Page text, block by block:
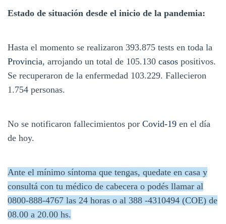
Estado de situación desde el inicio de la pandemia:
Hasta el momento se realizaron 393.875 tests en toda la
Provincia, arrojando un total de 105.130 casos positivos.
Se recuperaron de la enfermedad 103.229. Fallecieron
1.754 personas.
No se notificaron fallecimientos por Covid-19 en el día
de hoy.
Ante el mínimo síntoma que tengas, quedate en casa y
consultá con tu médico de cabecera o podés llamar al
0800-888-4767 las 24 horas o al 388 -4310494 (COE) de
08.00 a 20.00 hs.